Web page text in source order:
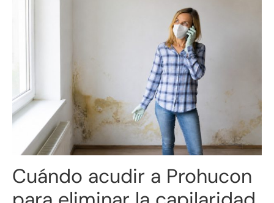
Cuándo acudir a Prohucon